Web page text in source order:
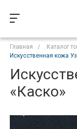
Главная / Каталог
Искусственная кожа
«Каско»